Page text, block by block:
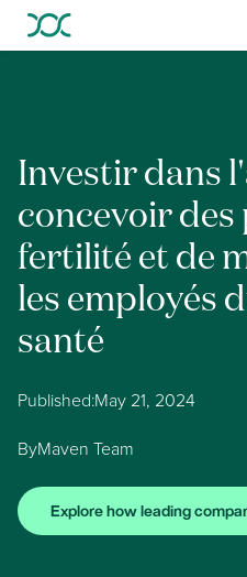
Investir dans
concevoir
fertilité et de
les employés
santé
Published:May 21, 2024
ByMaven Team
Explore how leading